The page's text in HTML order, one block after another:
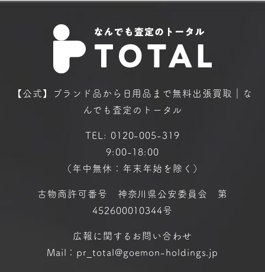
【公式】ブランド品から日用品まで無料出張買取｜な
んでも査定のトータル
TEL: 0120-005-319
9:00-18:00
（年中無休：年末年始を除く）
古物商許可番号 神奈川県公安委員会 第
452600010344号
広報に関するお問い合わせ
Mail：pr_total@goemon-holdings.jp